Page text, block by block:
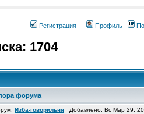
Регистрация Профиль
1704
форума
Изба-говорильня Добавлено: Вс Мар 29,